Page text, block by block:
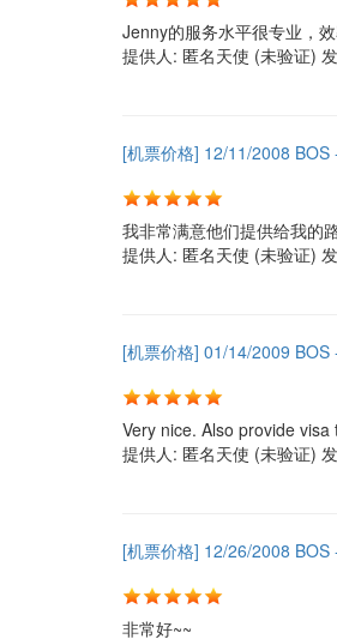
Jenny的服务水平很专业，
提供人: 匿名天使 (未验证)
[机票价格] 12/11/2008 BOS
我非常满意他们提供给我的
提供人: 匿名天使 (未验证)
[机票价格] 01/14/2009 BOS
Very nice. Also provide
提供人: 匿名天使 (未验证)
[机票价格] 12/26/2008 BOS
非常好~~